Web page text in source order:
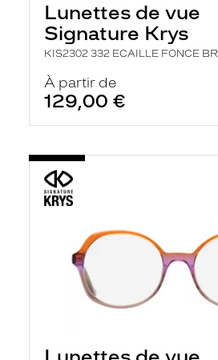
Lunettes de vue
Signature Krys
KIS2302 332 ECAILLE FONCE BR
À partir de
129,00 €